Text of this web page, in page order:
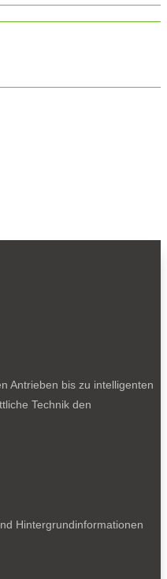
Antrieben bis zu intelligenten
Technik den
Hintergrundinformationen